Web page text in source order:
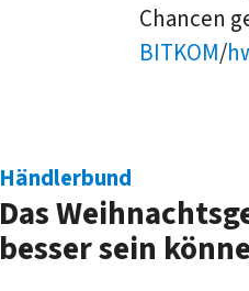
Chancen
BITKOM/
Händlerbund
Das
besser sein